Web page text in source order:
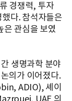
경쟁력, 투자
다. 참석자들은
은 관심을 보였
생명과학 분야
의가 이어졌다.
ADIO), 셰이